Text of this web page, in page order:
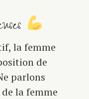
la femme
de
parlons
la femme